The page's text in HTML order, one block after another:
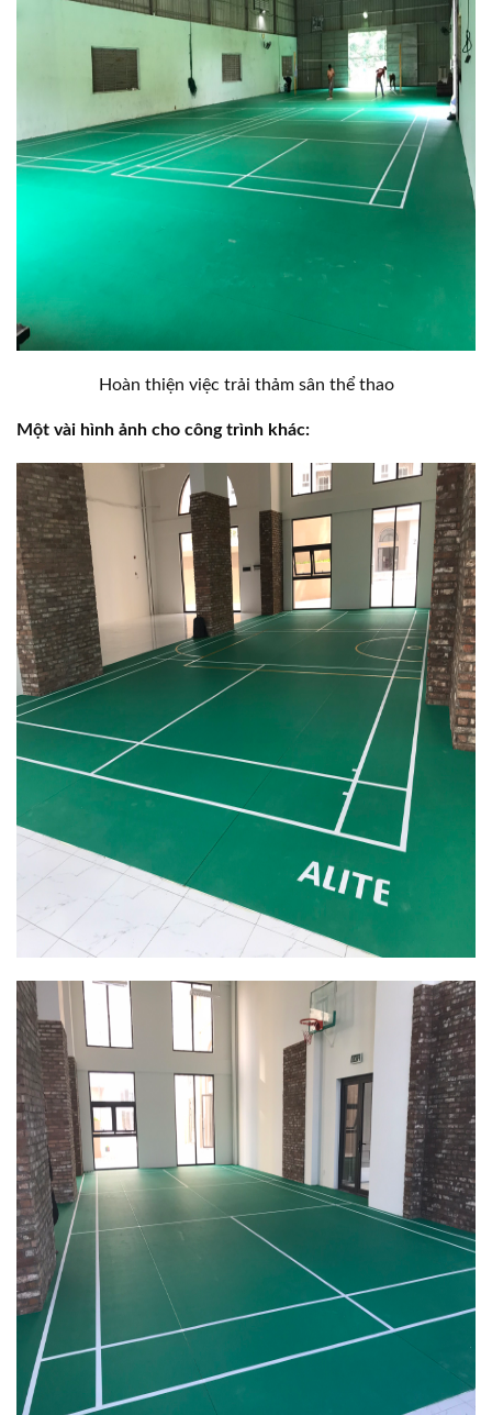
Hoàn thiện việc trải thảm sân thể thao
Một vài hình ảnh cho công trình khác: